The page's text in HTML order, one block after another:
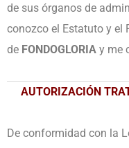
de sus órganos de
conozco el Estatuto y el
de FONDOGLORIA y me
AUTORIZACIÓN
De conformidad con la